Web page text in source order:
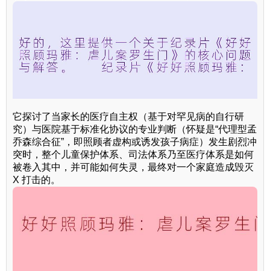
它探讨了当家长的医疗自主权（基于对罕见病的自行研
究）与医院基于标准化协议的专业判断（怀疑是“代理型孟
乔森综合征”，即照顾者虚构或诱发孩子病症）发生剧烈冲
突时，整个儿童保护体系、司法体系乃至医疗体系是如何
被卷入其中，并可能如何失灵，最终对一个家庭造成毁灭
X 打击的。